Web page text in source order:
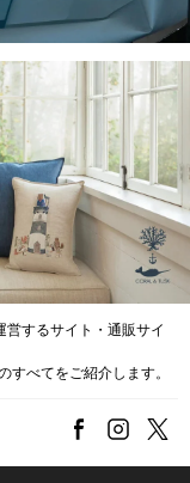
営するサイト・通販サイ
すべてをご紹介します。